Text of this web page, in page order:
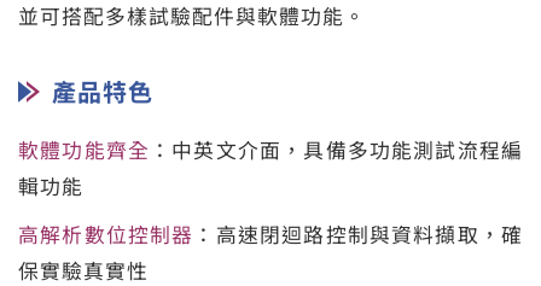
並可搭配多樣試驗配件與軟體功能。
產品特色
軟體功能齊全 ：中英文介面，具備多功能測試流程編
輯功能
高解析數位控制器 ：高速閉迴路控制與資料擷取，確
保實驗真實性